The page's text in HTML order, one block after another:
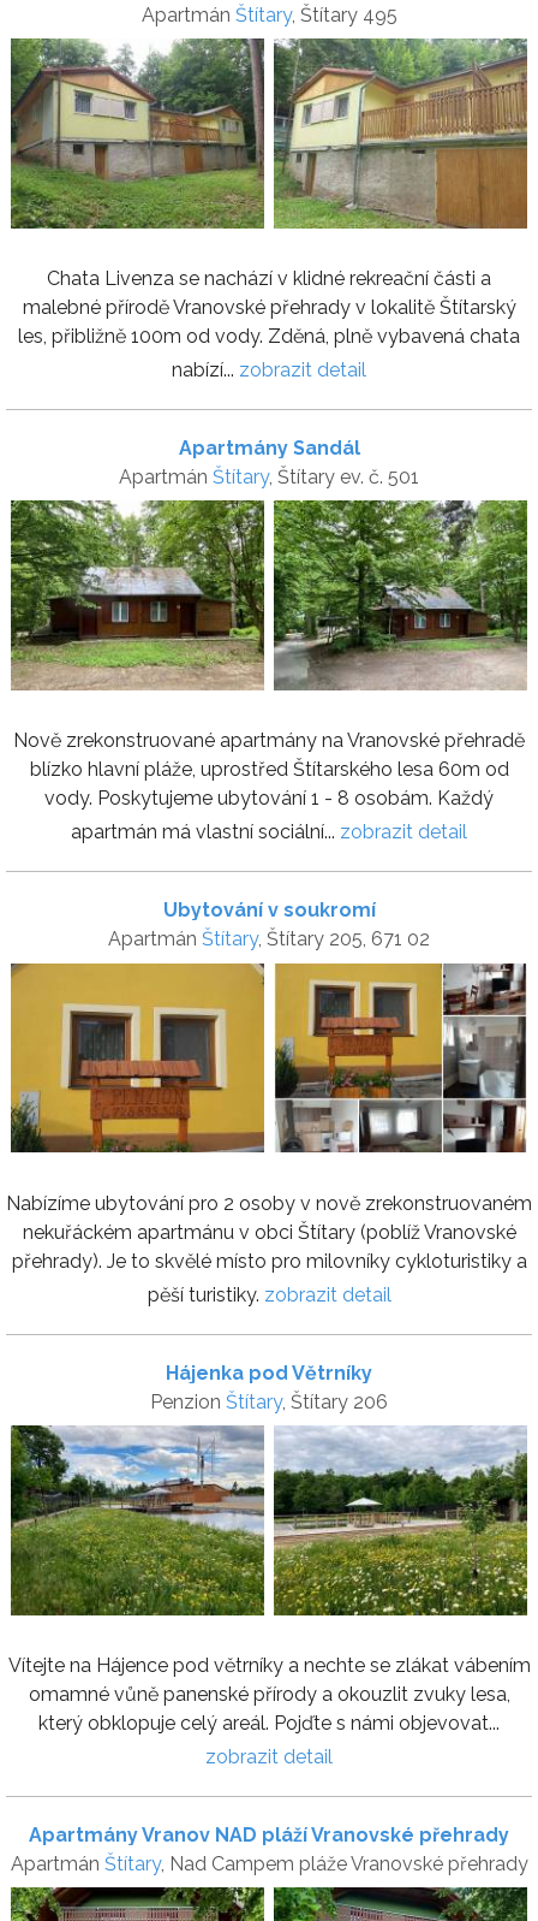
Apartmán Štítary, Štítary 495
Chata Livenza se nachází v klidné rekreační části a
malebné přírodě Vranovské přehrady v lokalitě Štítarský
les, přibližně 100m od vody. Zděná, plně vybavená chata
nabízí... zobrazit detail
Apartmány Sandál
Apartmán Štítary, Štítary ev. č. 501
Nově zrekonstruované apartmány na Vranovské přehradě
blízko hlavní pláže, uprostřed Štítarského lesa 60m od
vody. Poskytujeme ubytování 1 - 8 osobám. Každý
apartmán má vlastní sociální... zobrazit detail
Ubytování v soukromí
Apartmán Štítary, Štítary 205, 671 02
Nabízíme ubytování pro 2 osoby v nově zrekonstruovaném
nekuřáckém apartmánu v obci Štítary (poblíž Vranovské
přehrady). Je to skvělé místo pro milovníky cykloturistiky a
pěší turistiky. zobrazit detail
Hájenka pod Větrníky
Penzion Štítary, Štítary 206
Vítejte na Hájence pod větrníky a nechte se zlákat vábením
omamné vůně panenské přírody a okouzlit zvuky lesa,
který obklopuje celý areál. Pojďte s námi objevovat...
zobrazit detail
Apartmány Vranov NAD pláží Vranovské přehrady
Apartmán Štítary, Nad Campem pláže Vranovské přehrady